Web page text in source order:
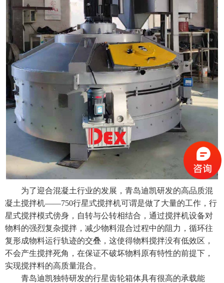
为了迎合混凝土行业的发展，青岛迪凯研发的高品质混
凝土搅拌机——750行星式搅拌机可谓是做了大量的工作，行
星式搅拌模式傍身，自转与公转相结合，通过搅拌机设备对
物料的强烈复杂搅拌，减少物料混合过程中的阻力，循环往
复形成物料运行轨迹的交叠，这使得物料搅拌没有低效区，
不会产生搅拌死角，在保证不破坏物料原有特性的前提下，
实现搅拌料的高质量混合。
青岛迪凯独特研发的行星齿轮箱体具有很高的承载能